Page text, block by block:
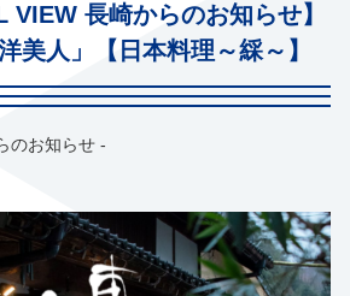
VIEW 長崎からのお知らせ】
美人」【日本料理～綵～】
のお知らせ -